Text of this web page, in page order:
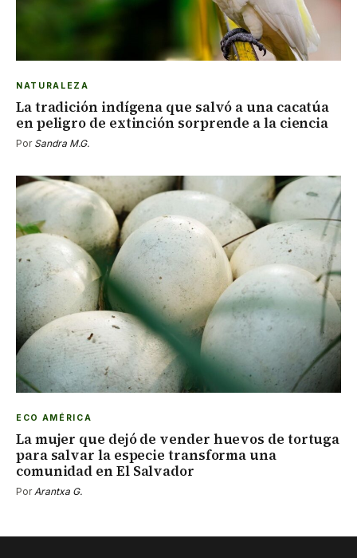
NATURALEZA
La tradición indígena que salvó a una cacatúa
en peligro de extinción sorprende a la ciencia
Por Sandra M.G.
ECO AMÉRICA
La mujer que dejó de vender huevos de tortuga
para salvar la especie transforma una
comunidad en El Salvador
Por Arantxa G.